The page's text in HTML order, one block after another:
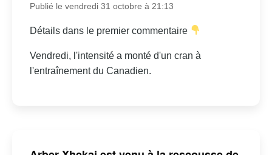
Publié le vendredi 31 octobre à 21:13
Détails dans le premier commentaire
Vendredi, l'intensité a monté d'un cran à
l'entraînement du Canadien.